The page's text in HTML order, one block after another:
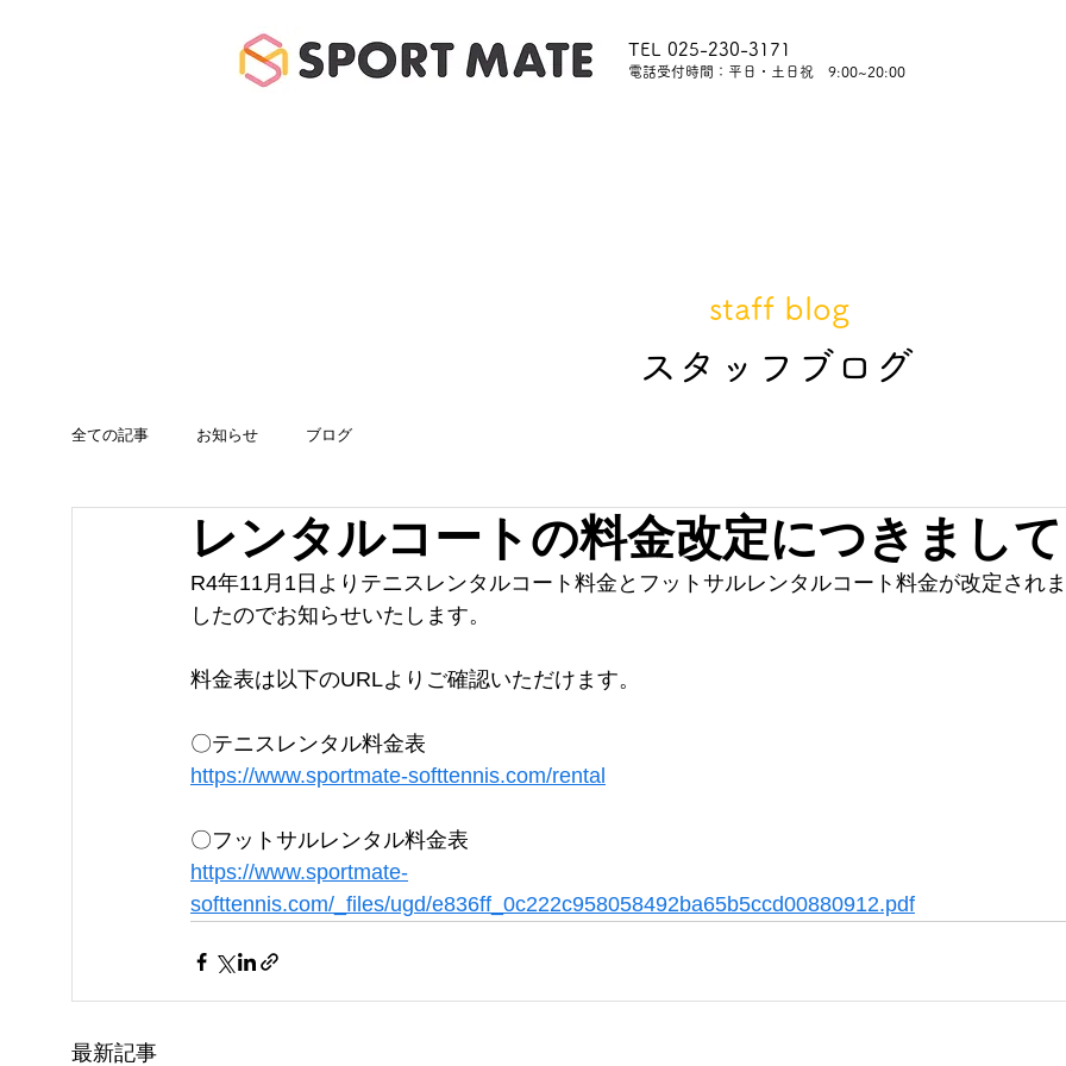
TEL 025-230-3171
​電話受付時間：平日・土日祝 9:00~20:00
全ての記事 お知らせ ブログ
レンタルコートの料金改定につきまして
R4年11月1日よりテニスレンタルコート料金とフットサルレンタルコート料金が改定されま
したのでお知らせいたします。
料金表は以下のURLよりご確認いただけます。
〇テニスレンタル料金表
https://www.sportmate-softtennis.com/rental
〇フットサルレンタル料金表
https://www.sportmate-
softtennis.com/_files/ugd/e836ff_0c222c958058492ba65b5ccd00880912.pdf
最新記事
​スタッフブログ
staff blog